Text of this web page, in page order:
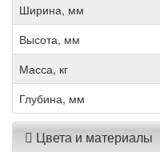
Ширина, мм
Высота, мм
Масса, кг
Глубина, мм
Цвета и материалы